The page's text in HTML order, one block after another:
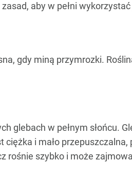
aby w pełni wykorzystać
gdy miną przymrozki.
glebach w pełnym słońcu.
i mało
rośnie szybko i może